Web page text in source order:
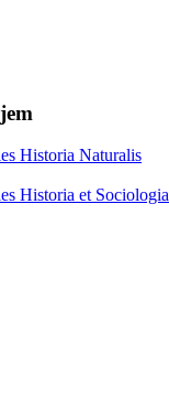
Historia Naturalis
Historia et Sociologia